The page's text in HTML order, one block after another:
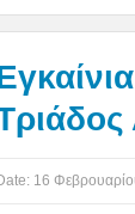
16